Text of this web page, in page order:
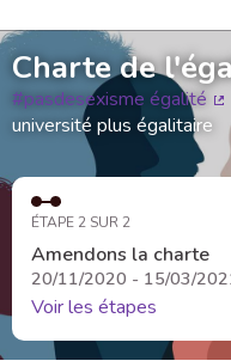
Charte de
#pasdesexisme égalité
université plus égalitaire
ÉTAPE 2 SUR 2
Amendons la charte
20/11/2020 - 15/03/
Voir les étapes